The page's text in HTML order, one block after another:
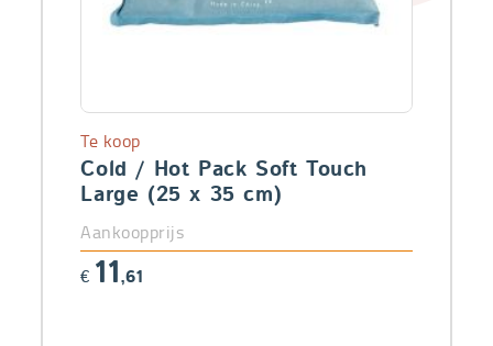
Cold / Hot Pack Soft Touch
Large (25 x 35 cm)
Te koop
Aankoopprijs
€ 11,61